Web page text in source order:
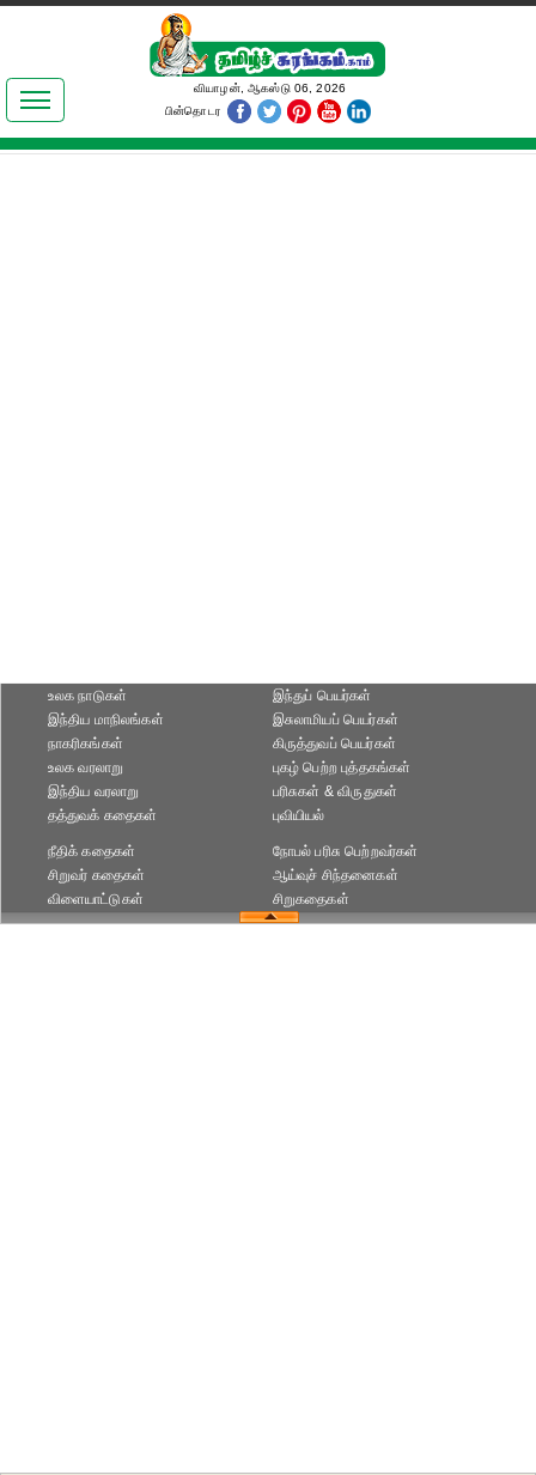
இலக்கியங்கள்
தமிழ் உலகம்
வியாழன், ஆகஸ்டு 06, 2026
பின்தொடர
உலக நாடுகள்
இந்திய மாநிலங்கள்
நாகரிகங்கள்
இந்துப் பெயர்கள்
இசுலாமியப் பெயர்கள்
கிருத்துவப் பெயர்கள்
உலக வரலாறு
இந்திய வரலாறு
தத்துவக் கதைகள்
புகழ் பெற்ற புத்தகங்கள்
பரிசுகள் & விருதுகள்
புவியியல்
நீதிக் கதைகள்
சிறுவர் கதைகள்
விளையாட்டுகள்
நோபல் பரிசு‎ பெற்றவர்‎கள்
ஆய்வுச் சிந்தனைகள்
சிறுகதைகள்